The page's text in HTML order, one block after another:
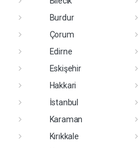
Burdur
Çorum
Edirne
Eskişehir
Hakkari
İstanbul
Karaman
Kırıkkale